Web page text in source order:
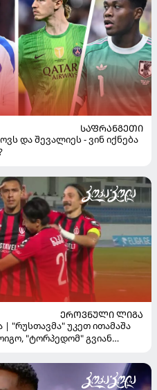
ᲡᲐᲤᲠᲐᲜᲒᲔᲗᲘ
და შევალიეს - ვინ იქნება
ᲔᲠᲝᲕᲜᲣᲚᲘ ᲚᲘᲒᲐ
"რუსთავმა" უკეთ ითამაშა
"ტორპედომ" გვიან